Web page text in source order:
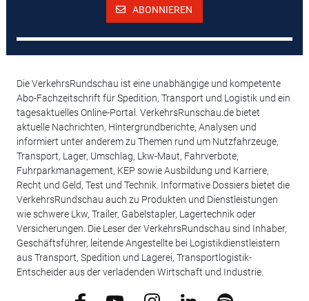
ABONNIEREN
Die VerkehrsRundschau ist eine unabhängige und kompetente
Abo-Fachzeitschrift für Spedition, Transport und Logistik und ein
tagesaktuelles Online-Portal. VerkehrsRunschau.de bietet
aktuelle Nachrichten, Hintergrundberichte, Analysen und
informiert unter anderem zu Themen rund um Nutzfahrzeuge,
Transport, Lager, Umschlag, Lkw-Maut, Fahrverbote,
Fuhrparkmanagement, KEP sowie Ausbildung und Karriere,
Recht und Geld, Test und Technik. Informative Dossiers bietet die
VerkehrsRundschau auch zu Produkten und Dienstleistungen
wie schwere Lkw, Trailer, Gabelstapler, Lagertechnik oder
Versicherungen. Die Leser der VerkehrsRundschau sind Inhaber,
Geschäftsführer, leitende Angestellte bei Logistikdienstleistern
aus Transport, Spedition und Lagerei, Transportlogistik-
Entscheider aus der verladenden Wirtschaft und Industrie.